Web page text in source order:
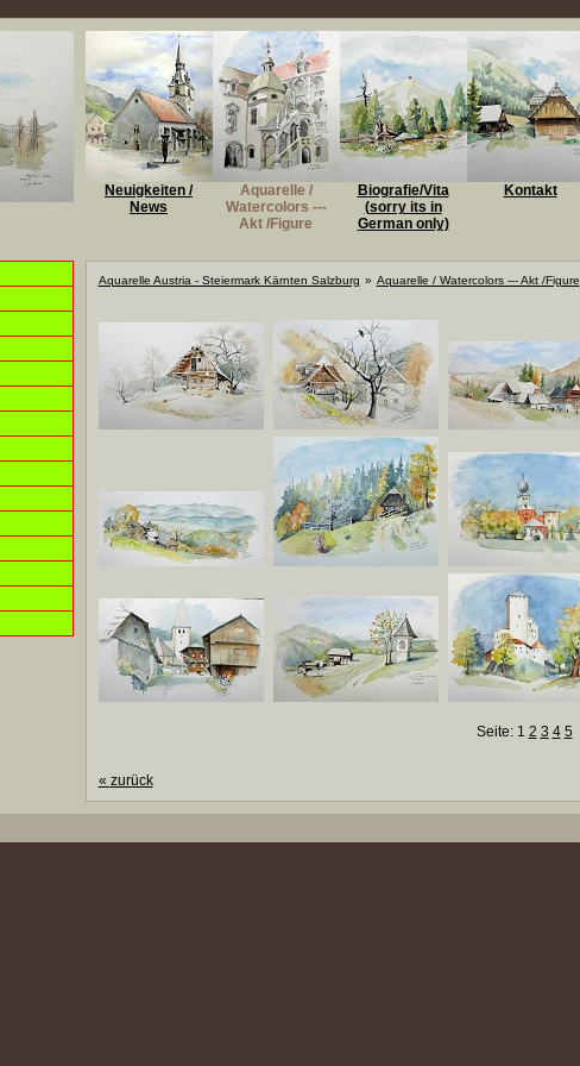
Neuigkeiten /
News
Aquarelle /
Watercolors ---
Akt /Figure
Biografie/Vita
(sorry its in
German only)
Kontakt
Aquarelle Austria - Steiermark Kärnten Salzburg » Aquarelle / Watercolors --- Akt /Figure
Seite: 1 2 3 4 5
« zurück